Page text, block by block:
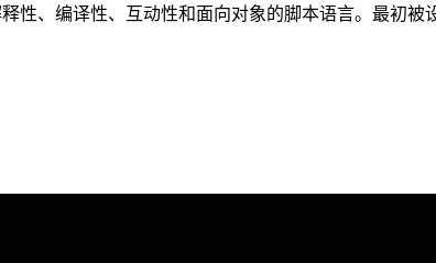
性、编译性、互动性和面向对象的脚本语言。最初